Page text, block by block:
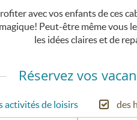
avec vos enfants de ces
Peut-être même vous
les idées claires et de
Réservez vos
activités de loisirs des